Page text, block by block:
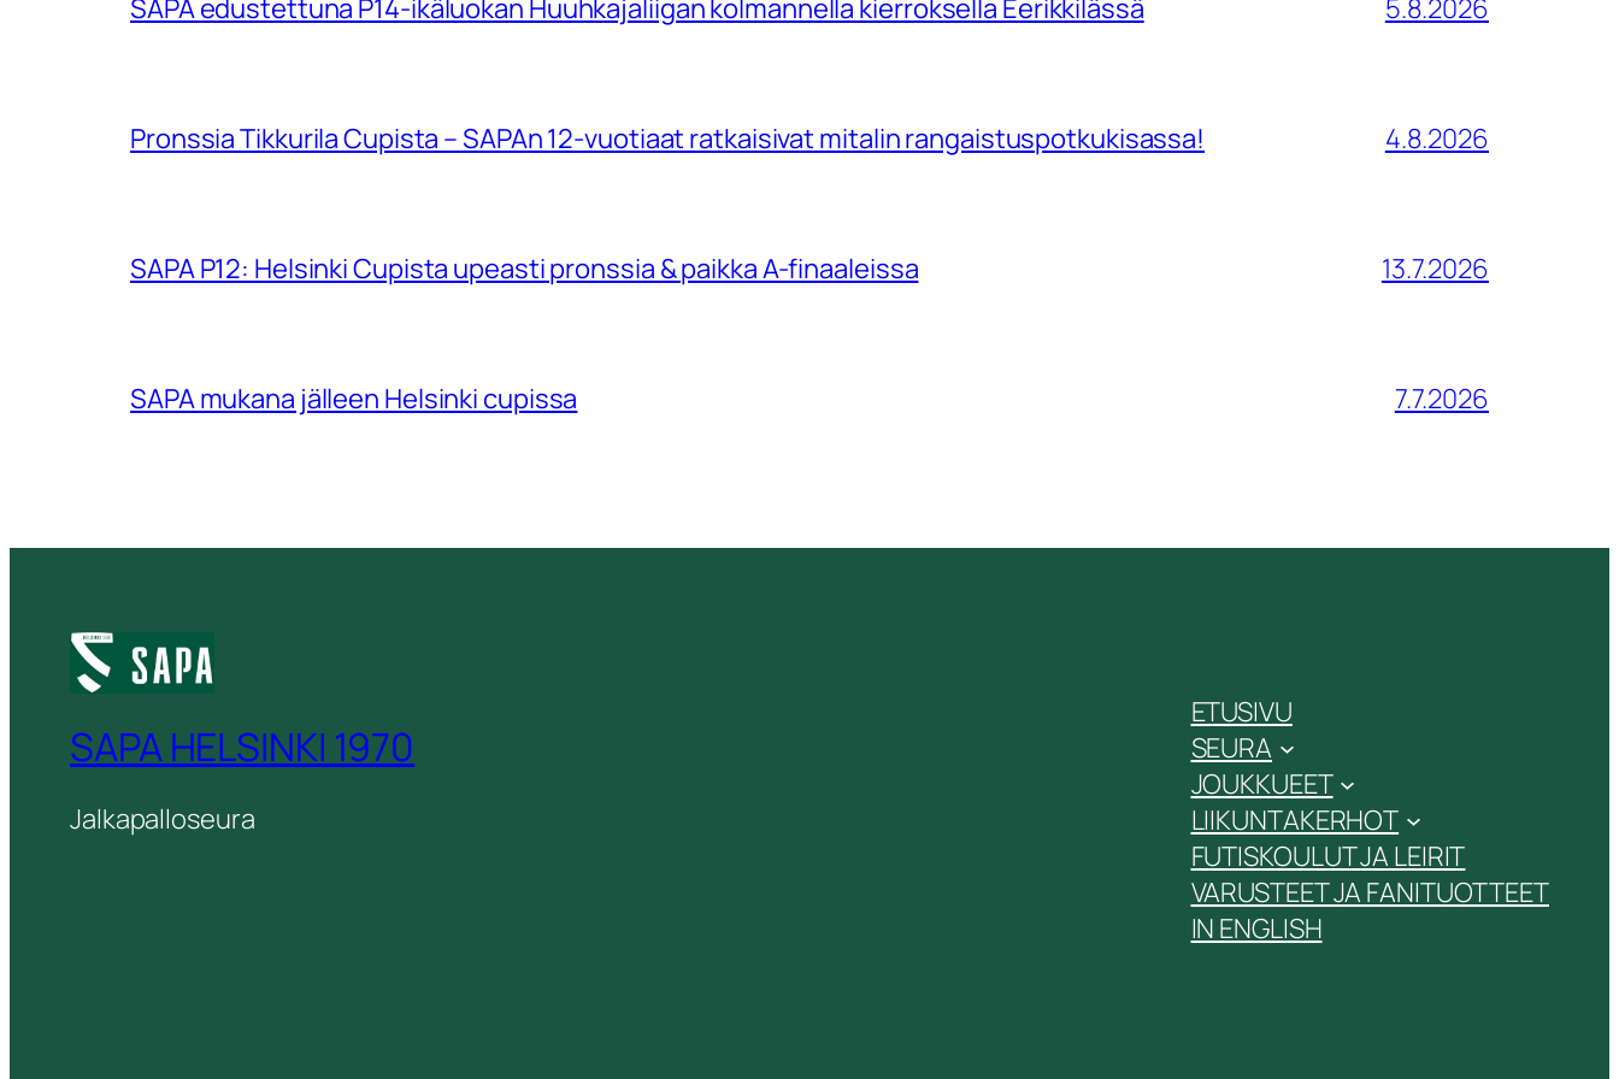
SAPA edustettuna P14-ikäluokan Huuhkajaliigan kolmannella kierroksella Eerikkilässä 5.8.2026
Pronssia Tikkurila Cupista – SAPAn 12-vuotiaat ratkaisivat mitalin rangaistuspotkukisassa! 4.8.2026
SAPA P12: Helsinki Cupista upeasti pronssia & paikka A-finaaleissa 13.7.2026
SAPA mukana jälleen Helsinki cupissa 7.7.2026
SAPA HELSINKI 1970
Jalkapalloseura
ETUSIVU
SEURA
JOUKKUEET
LIIKUNTAKERHOT
FUTISKOULUT JA LEIRIT
VARUSTEET JA FANITUOTTEET
IN ENGLISH